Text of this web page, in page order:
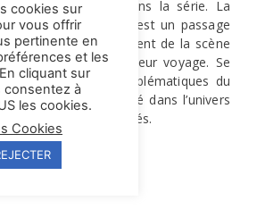
des années 1940 dans la série. La
la Bruce Fountain, est un passage
ceux qui se souviennent de la scène
arrivent au début de leur voyage. Se
les lieux emblématiques du
d’être plongé dans l’univers
ont été préservés.
cookies sur
vous offrir
pertinente en
et les
cliquant sur
consentez à
les cookies.
Cookies